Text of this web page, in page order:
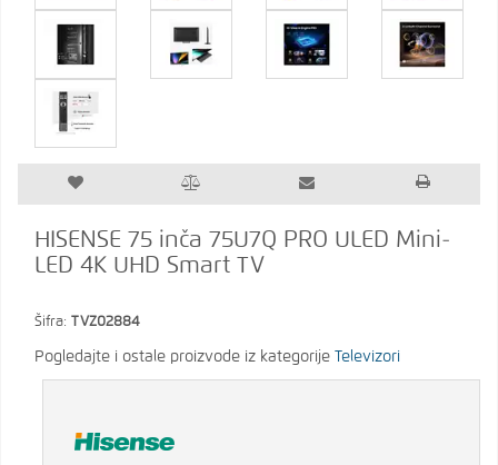
HISENSE 75 inča 75U7Q PRO ULED Mini-
LED 4K UHD Smart TV
Šifra: TVZ02884
Pogledajte i ostale proizvode iz kategorije Televizori